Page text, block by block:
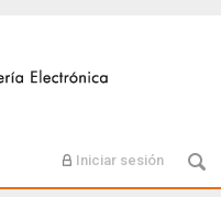
Iniciar sesión